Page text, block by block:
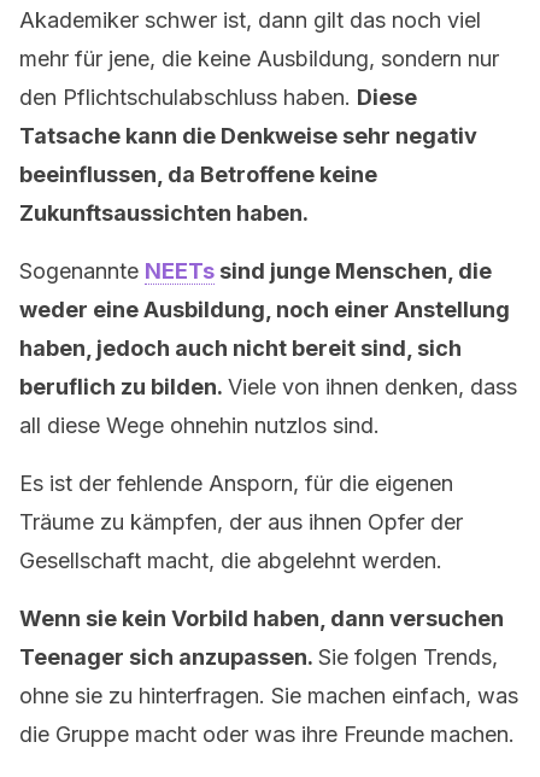
Akademiker schwer ist, dann gilt das noch viel
mehr für jene, die keine Ausbildung, sondern nur
den Pflichtschulabschluss haben. Diese
Tatsache kann die Denkweise sehr negativ
beeinflussen, da Betroffene keine
Zukunftsaussichten haben.
Sogenannte NEETs sind junge Menschen, die
weder eine Ausbildung, noch einer Anstellung
haben, jedoch auch nicht bereit sind, sich
beruflich zu bilden. Viele von ihnen denken, dass
all diese Wege ohnehin nutzlos sind.
Es ist der fehlende Ansporn, für die eigenen
Träume zu kämpfen, der aus ihnen Opfer der
Gesellschaft macht, die abgelehnt werden.
Wenn sie kein Vorbild haben, dann versuchen
Teenager sich anzupassen. Sie folgen Trends,
ohne sie zu hinterfragen. Sie machen einfach, was
die Gruppe macht oder was ihre Freunde machen.